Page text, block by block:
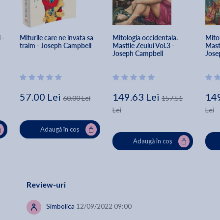
Studiul clasic transcultural al lui Joseph Campbell despre
eroului a inspirat milioane de oameni si a deschis noi domenii de
cercetare si explorare. Este prima lucrare care combina intuitiile
spirituale si psihologice ale psihanalizei moderne cu arhetipurile
lumii mitologice si creeaza o adevarata harta care permite
eroice in lumina psihologiei moderne, cartea analizeaza nu doar
pentru vietile noastre de azi – si pentru viata oricarei persoane
aflate in cautarea unei existente deplin realizate.
In cele trei decenii de cand am descoperitEroul cu o mie de
aceasta carte a continuat sa ma fascineze si sa ma inspire. Joseph
Campbell scruteaza prin secole si ne arata ca suntem cu totii
vazuta ca iluminare in privinta conditiei umane, este o revelatie. -
Cuvintele lui Campbell au o greutate extraordinara, nu doar
-
Miturile care ne invata sa
traim - Joseph Campbell
57.00 Lei 60.00 Lei
Adaugă în coș
Mitologia occidentala.
Mastile Zeului Vol.3 -
Joseph Campbell
149.63 Lei 157.51
Lei
Adaugă în coș
Lei
Review-uri
Simbolica 12/09/2022 09:00